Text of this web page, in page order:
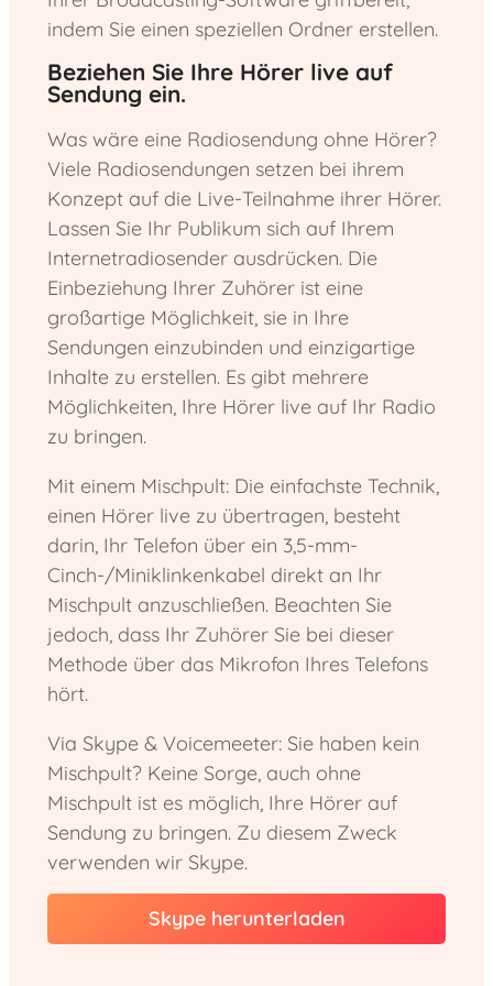
indem Sie einen speziellen Ordner erstellen.
Beziehen Sie Ihre Hörer live auf
Sendung ein.
Was wäre eine Radiosendung ohne Hörer?
Viele Radiosendungen setzen bei ihrem
Konzept auf die Live-Teilnahme ihrer Hörer.
Lassen Sie Ihr Publikum sich auf Ihrem
Internetradiosender ausdrücken. Die
Einbeziehung Ihrer Zuhörer ist eine
großartige Möglichkeit, sie in Ihre
Sendungen einzubinden und einzigartige
Inhalte zu erstellen. Es gibt mehrere
Möglichkeiten, Ihre Hörer live auf Ihr Radio
zu bringen.
Mit einem Mischpult: Die einfachste Technik,
einen Hörer live zu übertragen, besteht
darin, Ihr Telefon über ein 3,5-mm-
Cinch-/Miniklinkenkabel direkt an Ihr
Mischpult anzuschließen. Beachten Sie
jedoch, dass Ihr Zuhörer Sie bei dieser
Methode über das Mikrofon Ihres Telefons
hört.
Via Skype & Voicemeeter: Sie haben kein
Mischpult? Keine Sorge, auch ohne
Mischpult ist es möglich, Ihre Hörer auf
Sendung zu bringen. Zu diesem Zweck
verwenden wir Skype.
Skype herunterladen